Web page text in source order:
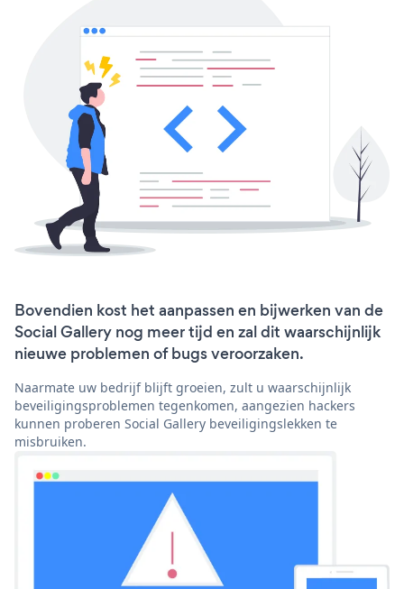
Bovendien kost het aanpassen en bijwerken van de
Social Gallery nog meer tijd en zal dit waarschijnlijk
nieuwe problemen of bugs veroorzaken.
Naarmate uw bedrijf blijft groeien, zult u waarschijnlijk
beveiligingsproblemen tegenkomen, aangezien hackers
kunnen proberen Social Gallery beveiligingslekken te
misbruiken.